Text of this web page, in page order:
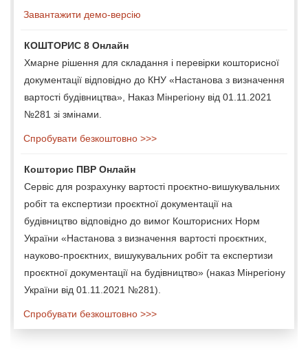
Завантажити демо-версію
КОШТОРИС 8 Онлайн
Хмарне рішення для складання і перевірки кошторисної
документації відповідно до КНУ «Настанова з визначення
вартості будівництва», Наказ Мінрегіону від 01.11.2021
№281 зі змінами.
Спробувати безкоштовно >>>
Кошторис ПВР Онлайн
Сервіс для розрахунку вартості проєктно-вишукувальних
робіт та експертизи проєктної документації на
будівництво відповідно до вимог Кошторисних Норм
України «Настанова з визначення вартості проєктних,
науково-проєктних, вишукувальних робіт та експертизи
проєктної документації на будівництво» (наказ Мінрегіону
України від 01.11.2021 №281).
Спробувати безкоштовно >>>